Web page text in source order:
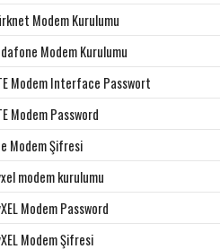
Modem Kurulumu
Modem Kurulumu
Modem Interface Passwort
Modem Password
Modem Şifresi
modem kurulumu
Modem Password
Modem Şifresi